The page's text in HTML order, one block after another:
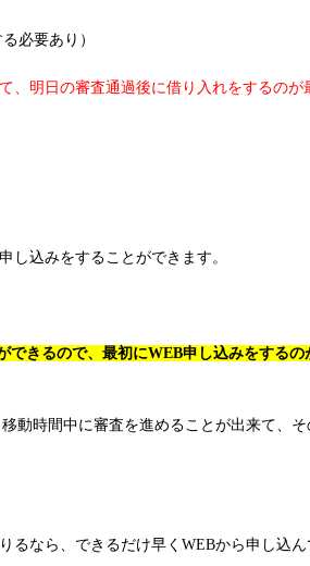
必要あり）
明日の審査通過後に借り入れをするのが
し込みをすることができます。
きるので、最初にWEB申し込みをするの
動時間中に審査を進めることが出来て、
なら、できるだけ早くWEBから申し込ん